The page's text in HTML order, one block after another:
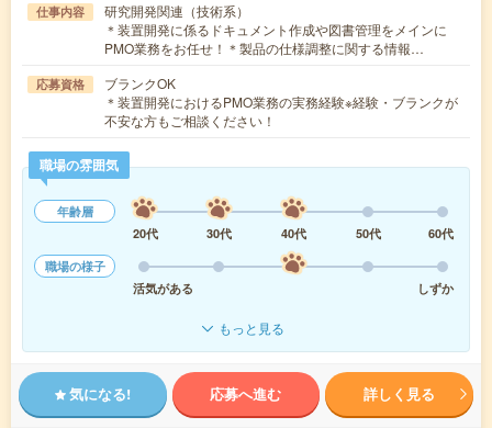
仕事内容
研究開発関連（技術系）
＊装置開発に係るドキュメント作成や図書管理をメインに
PMO業務をお任せ！＊製品の仕様調整に関する情報…
応募資格
ブランクOK
＊装置開発におけるPMO業務の実務経験※経験・ブランクが
不安な方もご相談ください！
職場の雰囲気
年齢層
20代
30代 40代 50代
60代
職場の様子
活気がある
しずか
もっと見る
気になる! 応募へ進む 詳しく見る